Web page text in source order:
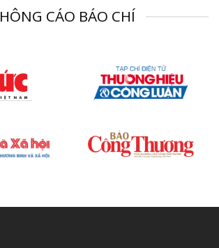
CÁO BÁO CHÍ